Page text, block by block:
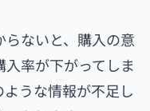
ないと、購入の意
率が下がってしま
うな情報が不足し